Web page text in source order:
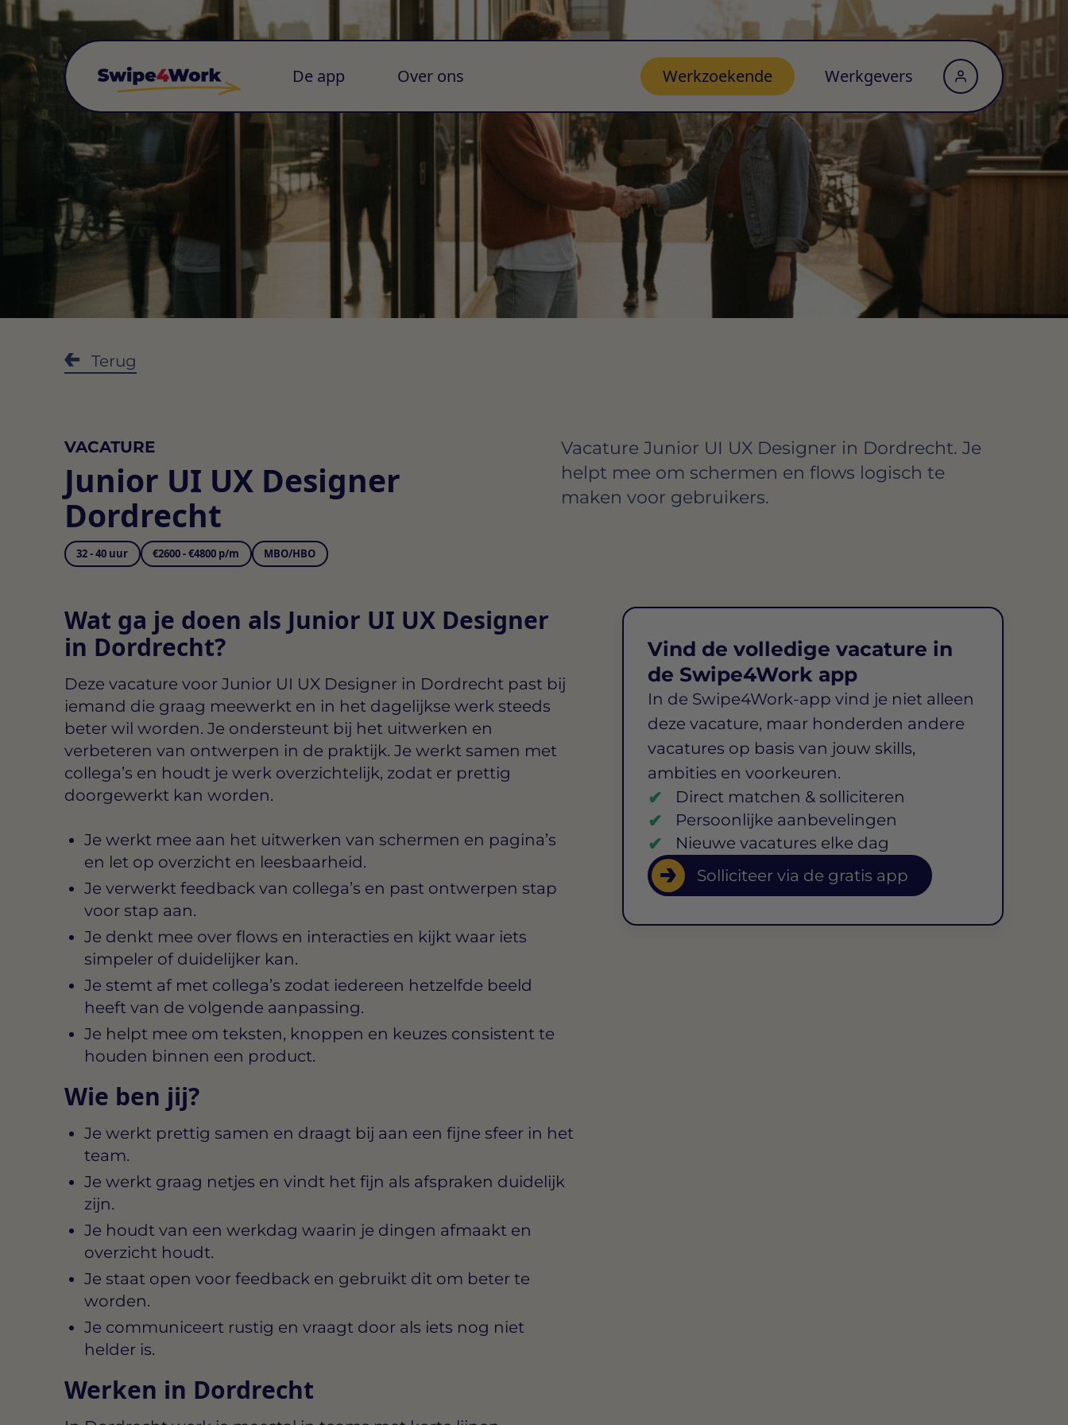
De app Over ons Werkzoekende Werkgevers
Terug
VACATURE
Junior UI UX Designer
Dordrecht
32 - 40 uur €2600 - €4800 p/m MBO/HBO
Vacature Junior UI UX Designer in Dordrecht. Je
helpt mee om schermen en flows logisch te
maken voor gebruikers.
Wat ga je doen als Junior UI UX Designer
in Dordrecht?
Deze vacature voor Junior UI UX Designer in Dordrecht past bij
iemand die graag meewerkt en in het dagelijkse werk steeds
beter wil worden. Je ondersteunt bij het uitwerken en
verbeteren van ontwerpen in de praktijk. Je werkt samen met
collega’s en houdt je werk overzichtelijk, zodat er prettig
doorgewerkt kan worden.
Je werkt mee aan het uitwerken van schermen en pagina’s
en let op overzicht en leesbaarheid.
Je verwerkt feedback van collega’s en past ontwerpen stap
voor stap aan.
Je denkt mee over flows en interacties en kijkt waar iets
simpeler of duidelijker kan.
Je stemt af met collega’s zodat iedereen hetzelfde beeld
heeft van de volgende aanpassing.
Je helpt mee om teksten, knoppen en keuzes consistent te
houden binnen een product.
Wie ben jij?
Je werkt prettig samen en draagt bij aan een fijne sfeer in het
team.
Je werkt graag netjes en vindt het fijn als afspraken duidelijk
zijn.
Je houdt van een werkdag waarin je dingen afmaakt en
overzicht houdt.
Je staat open voor feedback en gebruikt dit om beter te
worden.
Je communiceert rustig en vraagt door als iets nog niet
helder is.
Werken in Dordrecht
Vind de volledige vacature in
de Swipe4Work app
In de Swipe4Work-app vind je niet alleen
deze vacature, maar honderden andere
vacatures op basis van jouw skills,
ambities en voorkeuren.
Direct matchen & solliciteren
Persoonlijke aanbevelingen
Nieuwe vacatures elke dag
Solliciteer via de gratis app